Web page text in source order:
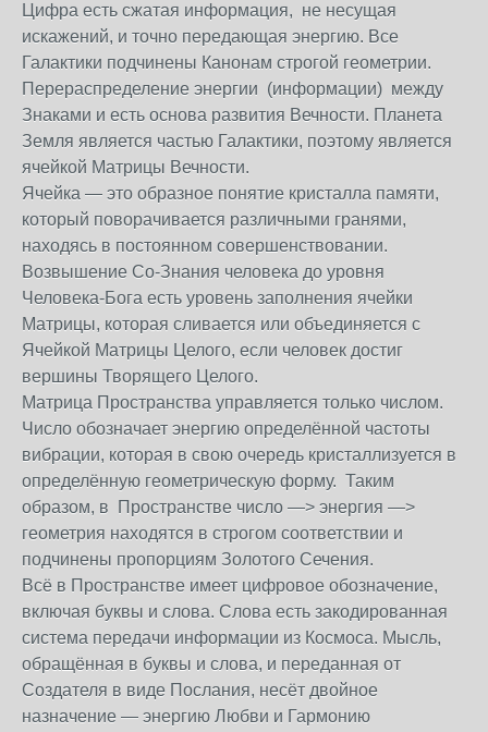
Цифра есть сжатая информация, не несущая
искажений, и точно передающая энергию. Все
Галактики подчинены Канонам строгой геометрии.
Перераспределение энергии (информации) между
Знаками и есть основа развития Вечности. Планета
Земля является частью Галактики, поэтому является
ячейкой Матрицы Вечности.
Ячейка — это образное понятие кристалла памяти,
который поворачивается различными гранями,
находясь в постоянном совершенствовании.
Возвышение Со-Знания человека до уровня
Человека-Бога есть уровень заполнения ячейки
Матрицы, которая сливается или объединяется с
Ячейкой Матрицы Целого, если человек достиг
вершины Творящего Целого.
Матрица Пространства управляется только числом.
Число обозначает энергию определённой частоты
вибрации, которая в свою очередь кристаллизуется в
определённую геометрическую форму. Таким
образом, в Пространстве число —> энергия —>
геометрия находятся в строгом соответствии и
подчинены пропорциям Золотого Сечения.
Всё в Пространстве имеет цифровое обозначение,
включая буквы и слова. Слова есть закодированная
система передачи информации из Космоса. Мысль,
обращённая в буквы и слова, и переданная от
Создателя в виде Послания, несёт двойное
назначение — энергию Любви и Гармонию